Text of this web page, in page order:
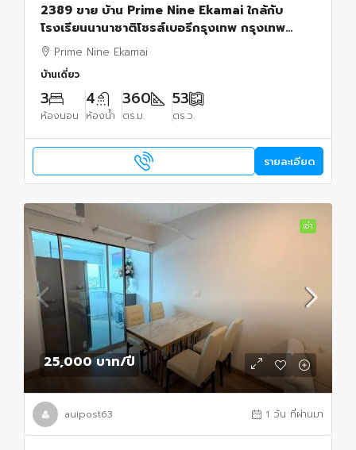
2389 ขาย บ้าน Prime Nine Ekamai ใกล้กับ
โรงเรียนนานาชาติโชรส์เบอรีกรุงเทพ กรุงเทพ
36900000 บาท
Prime Nine Ekamai
บ้านเดี่ยว
3
ห้องนอน
4
ห้องน้ำ
360
ตร.ม.
53
ตร.ว.
รายละเอียด
เช่า
25,000 บาท/ปี
auipost63 1 วัน ที่ผ่านมา